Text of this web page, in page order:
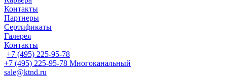
Контакты
Партнеры
Сертификаты
Галерея
Контакты
+7 (495) 225-95-78
+7 (495) 225-95-78 Многоканальный
sale@ktnd.ru